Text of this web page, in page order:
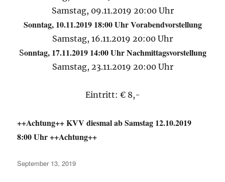
Samstag, 09.11.2019 20:00 Uhr
Sonntag, 10.11.2019 18:00 Uhr Vorabendvorstellung
Samstag, 16.11.2019 20:00 Uhr
Sonntag, 17.11.2019 14:00 Uhr Nachmittagsvorstellung
Samstag, 23.11.2019 20:00 Uhr
Eintritt: € 8,-
++Achtung++ KVV diesmal ab Samstag 12.10.2019
8:00 Uhr ++Achtung++
Veröffentlicht
September 13, 2019